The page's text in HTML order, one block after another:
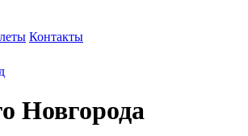
Контакты
Новгорода